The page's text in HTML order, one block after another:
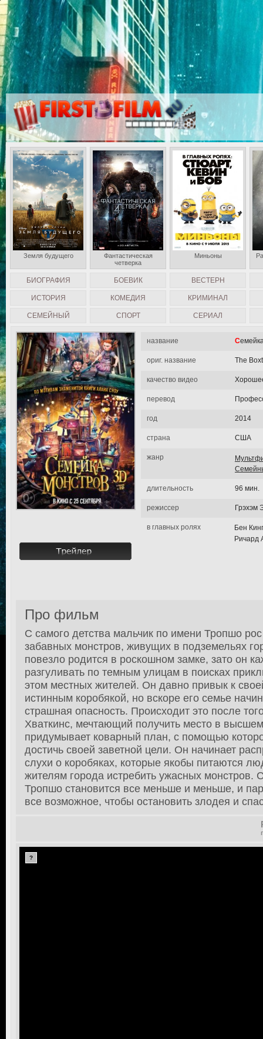
название
ориг. название The
качество видео
перевод
год 2014
страна США
жанр
длительность 96 мин.
режиссер Грэхэм
в главных ролях
Бен
Ричард
Про фильм
С самого детства мальчик по имени Тропшо
забавных монстров, живущих в подземельях
повезло родится в роскошном замке, зато он
разгуливать по темным улицам в поисках
этом местных жителей. Он давно привык к
истинным коробякой, но вскоре его семье
страшная опасность. Происходит это после
Хваткинс, мечтающий получить место в
придумывает коварный план, с помощью
достичь своей заветной цели. Он начинает
слухи о коробяках, которые якобы питаются
жителям города истребить ужасных монстров.
Тропшо становится все меньше и меньше, и
все возможное, чтобы остановить злодея и
?
БИОГРАФИЯ БОЕВИК ВЕСТЕРН
ИСТОРИЯ КОМЕДИЯ КРИМИНАЛ
СЕМЕЙНЫЙ СПОРТ СЕРИАЛ
Земля будущего
Фантастическая
четверка
Миньоны